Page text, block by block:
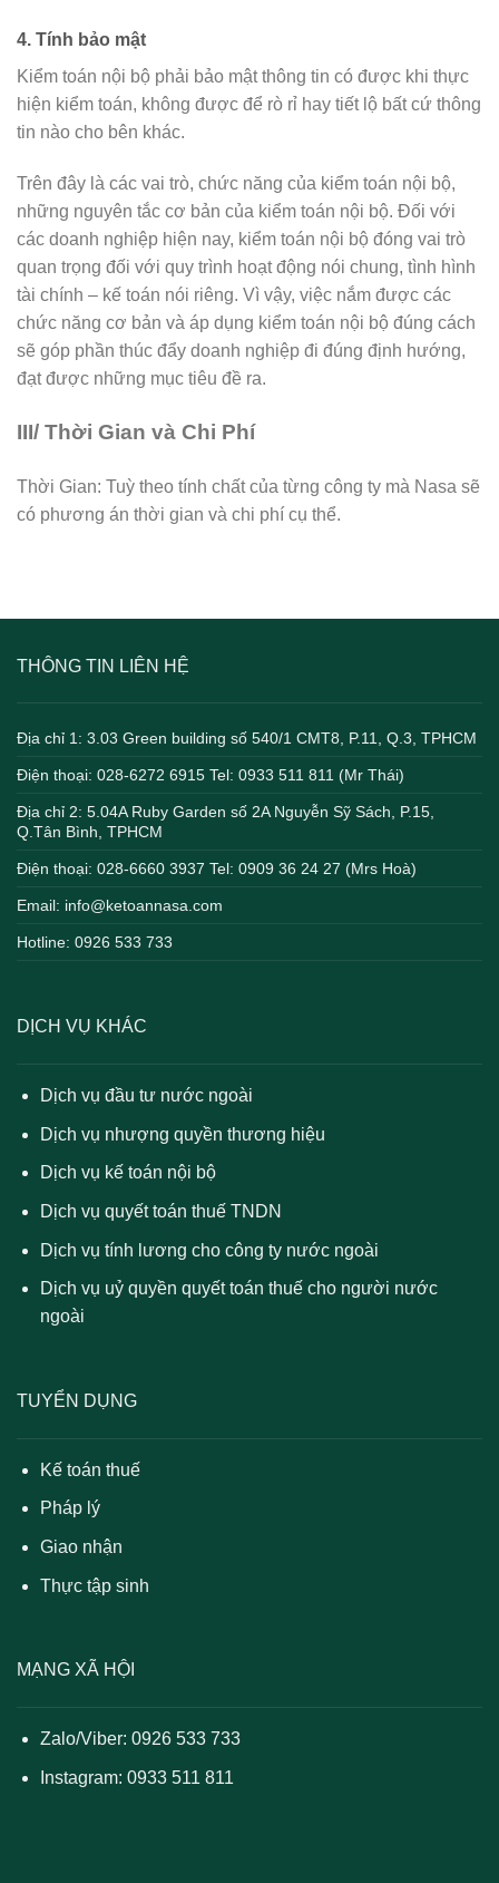
4. Tính bảo mật
Kiểm toán nội bộ phải bảo mật thông tin có được khi thực
hiện kiểm toán, không được để rò rỉ hay tiết lộ bất cứ thông
tin nào cho bên khác.
Trên đây là các vai trò, chức năng của kiểm toán nội bộ,
những nguyên tắc cơ bản của kiểm toán nội bộ. Đối với
các doanh nghiệp hiện nay, kiểm toán nội bộ đóng vai trò
quan trọng đối với quy trình hoạt động nói chung, tình hình
tài chính – kế toán nói riêng. Vì vậy, việc nắm được các
chức năng cơ bản và áp dụng kiểm toán nội bộ đúng cách
sẽ góp phần thúc đẩy doanh nghiệp đi đúng định hướng,
đạt được những mục tiêu đề ra.
III/ Thời Gian và Chi Phí
Thời Gian: Tuỳ theo tính chất của từng công ty mà Nasa sẽ
có phương án thời gian và chi phí cụ thể.
THÔNG TIN LIÊN HỆ
Địa chỉ 1: 3.03 Green building số 540/1 CMT8, P.11, Q.3, TPHCM
Điện thoại: 028-6272 6915 Tel: 0933 511 811 (Mr Thái)
Địa chỉ 2: 5.04A Ruby Garden số 2A Nguyễn Sỹ Sách, P.15,
Q.Tân Bình, TPHCM
Điện thoại: 028-6660 3937 Tel: 0909 36 24 27 (Mrs Hoà)
Email: info@ketoannasa.com
Hotline: 0926 533 733
DỊCH VỤ KHÁC
Dịch vụ đầu tư nước ngoài
Dịch vụ nhượng quyền thương hiệu
Dịch vụ kế toán nội bộ
Dịch vụ quyết toán thuế TNDN
Dịch vụ tính lương cho công ty nước ngoài
Dịch vụ uỷ quyền quyết toán thuế cho người nước
ngoài
TUYỂN DỤNG
Kế toán thuế
Pháp lý
Giao nhận
Thực tập sinh
MẠNG XÃ HỘI
Zalo/Viber: 0926 533 733
Instagram: 0933 511 811